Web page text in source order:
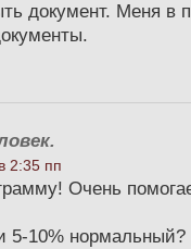
документ. Меня в
2:35 пп
Очень
5-10%